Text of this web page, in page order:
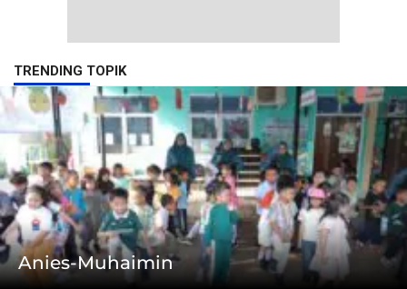
TRENDING TOPIK
Anies-Muhaimin